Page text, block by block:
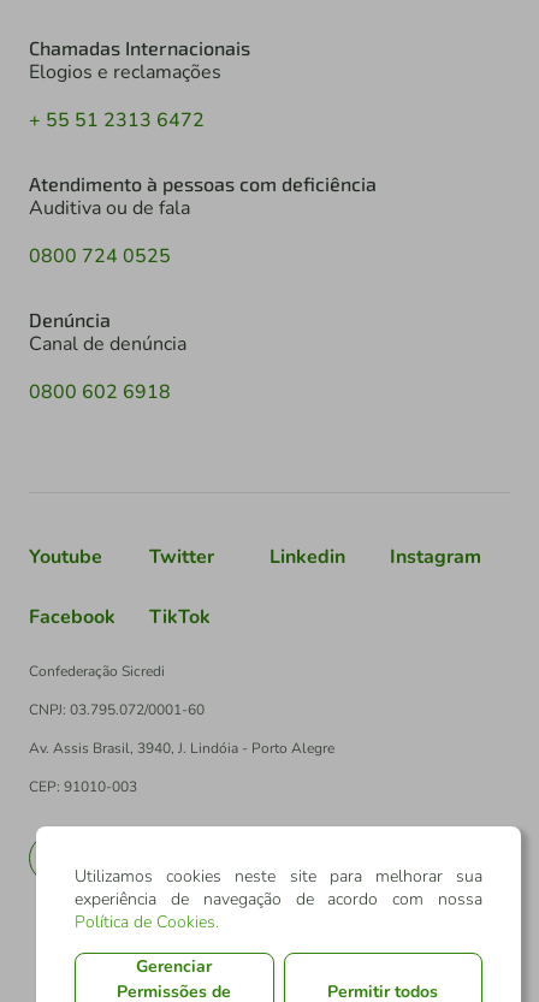
Chamadas Internacionais
Elogios e reclamações
+ 55 51 2313 6472
Atendimento à pessoas com deficiência
Auditiva ou de fala
0800 724 0525
Denúncia
Canal de denúncia
0800 602 6918
Youtube Twitter Linkedin Instagram
Facebook TikTok
Confederação Sicredi
CNPJ: 03.795.072/0001-60
Av. Assis Brasil, 3940, J. Lindóia - Porto Alegre
CEP: 91010-003
Utilizamos cookies neste site para melhorar sua
experiência de navegação de acordo com nossa
Política de Cookies.
Gerenciar
Permissões de
Permitir todos